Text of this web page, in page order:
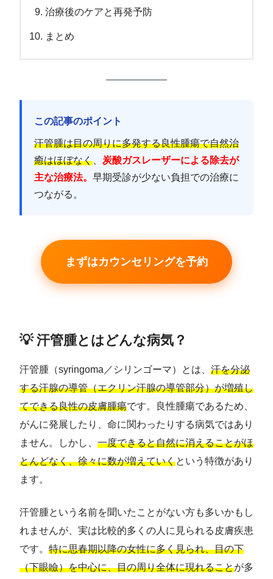
治療後のケアと再発予防
まとめ
この記事のポイント
汗管腫は目の周りに多発する良性腫瘍で自然治
癒はほぼなく
炭酸ガスレーザーによる除去が
主な治療法。 早期受診が少ない負担での治療に
つながる。
まずはカウンセリングを予約
💡 汗管腫とはどんな病気？
汗管腫（syringoma／シリンゴーマ）とは、 汗を分泌
する汗腺の導管（エクリン汗腺の導管部分）が増殖し
てできる良性の皮膚腫瘍です。良性腫瘍であるため、
がんに発展したり、命に関わったりする病気ではあり
ません。しかし、 一度できると自然に消えることがほ
とんどなく、徐々に数が増えていくという特徴があり
ます。
汗管腫という名前を聞いたことがない方も多いかもし
れませんが、実は比較的多くの人に見られる皮膚疾患
です。 特に思春期以降の女性に多く見られ、目の下
（下眼瞼）を中心に、目の周り全体に現れることが多